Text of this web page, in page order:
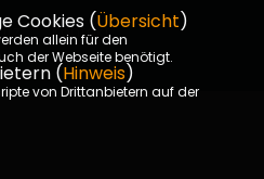
Kontakt
Cookies (Übersicht)
allein für den
der Webseite benötigt.
(Hinweis)
von Drittanbietern auf der